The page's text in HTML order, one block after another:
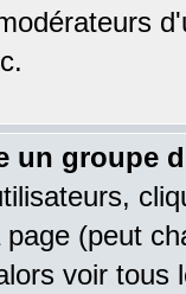
un groupe
(peut
voir tous